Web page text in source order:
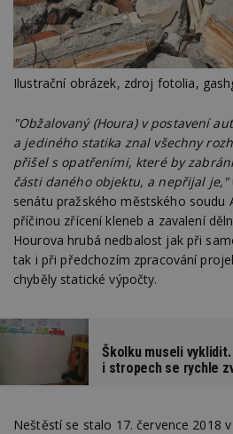
Ilustrační obrázek, zdroj fotolia,
"Obžalovaný (Houra) v postavení
a jediného statika znal všechny
přišel s opatřeními, které by
části daného objektu, a nepřijal je,"
senátu pražského městského soudu
příčinou zřícení kleneb a zavalení
Hourova hrubá nedbalost jak při
tak i při předchozím zpracování
chyběly statické výpočty.
Školku museli
i stropech se rychle
Neštěstí se stalo 17. července 2018